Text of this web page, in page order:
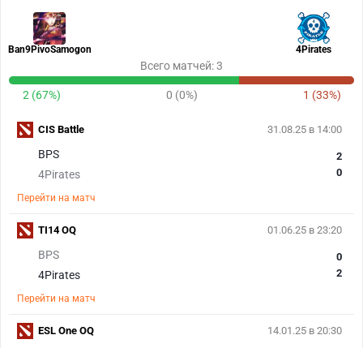
Ban9PivoSamogon 4Pirates
Всего матчей: 3
2 (67%) 0 (0%) 1 (33%)
31.08.25 в 14:00
BPS
4Pirates
2
0
Перейти на матч
CIS Battle
01.06.25 в 23:20
BPS
4Pirates
0
2
Перейти на матч
TI14 OQ
14.01.25 в 20:30
ESL One OQ